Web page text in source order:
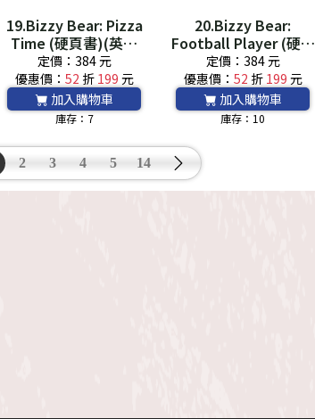
19.Bizzy Bear: Pizza
Time (硬頁書)(英國
版)*附音檔QRCode*
定價：384 元
優惠價： 52 折 199 元
加入購物車
庫存：7
20.Bizzy Bear:
Football Player (硬頁
書)(英國版)*附音檔
QRCode*
定價：384 元
優惠價： 52 折 199 元
加入購物車
庫存：10
2 3 4 5 14